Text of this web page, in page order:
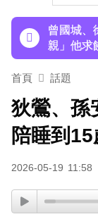
秀超狂腹
曾國城、
親」他求
下載東森
孫淑媚首
秀超狂腹
首頁 話題
狄鶯、孫
陪睡到
2026-05-19 11:58